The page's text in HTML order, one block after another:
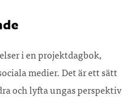
i en projektdagbok,
medier. Det är ett sätt
och lyfta ungas perspektiv